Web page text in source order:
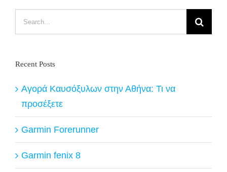
for:
Recent Posts
Αγορά Καυσόξυλων στην Αθήνα: Τι να
προσέξετε
Garmin Forerunner
Garmin fenix 8